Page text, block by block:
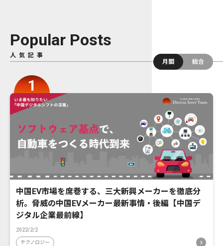
Popular Posts
人気記事
月間
総合
中国EV市場を席巻する、三大新興メーカーを徹底分
析。脅威の中国EVメーカー最新事情・後編【中国デ
ジタル企業最前線】
2022/2/2
テクノロジー